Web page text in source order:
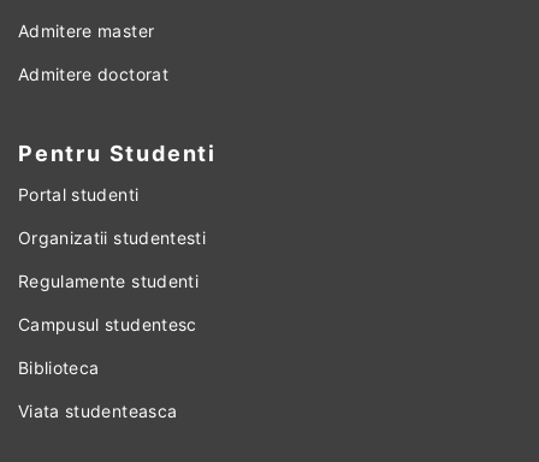
Admitere master
Admitere doctorat
Pentru Studenti
Portal studenti
Organizatii studentesti
Regulamente studenti
Campusul studentesc
Biblioteca
Viata studenteasca